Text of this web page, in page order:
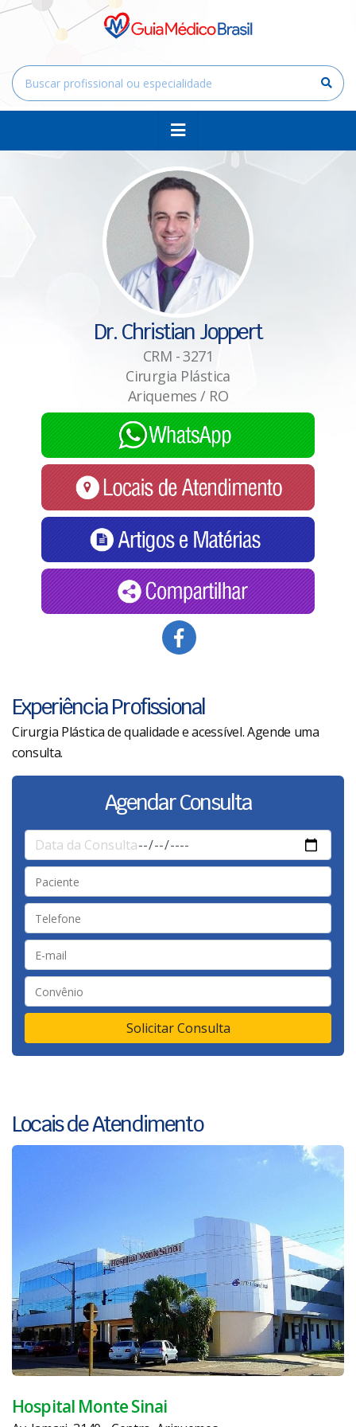
Dr. Christian Joppert
CRM - 3271
Cirurgia Plástica
Ariquemes / RO
Experiência Profissional
Cirurgia Plástica de qualidade e acessível. Agende uma
consulta.
Agendar Consulta
Solicitar Consulta
Locais de Atendimento
Hospital Monte Sinai